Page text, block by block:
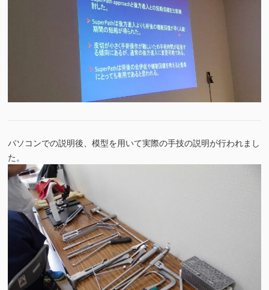
パソコンでの説明後、模型を用いて実際の手技の説明が行われまし
た。